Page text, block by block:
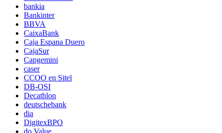
bankia
Bankinter
BBVA
CaixaBank
Caja Espana Duero
CajaSur
Capgemini
caser
CCOO en Sitel
DB-OSI
Decathlon
deutschebank
dia
DigitexBPO
do Value